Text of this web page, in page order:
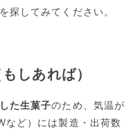
探してみてください。
しあれば）
た生菓子のため、気温が
など）には製造・出荷数